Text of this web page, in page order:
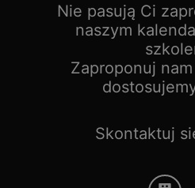
Nie pasują Ci
naszym
Zaproponuj
Skontaktuj